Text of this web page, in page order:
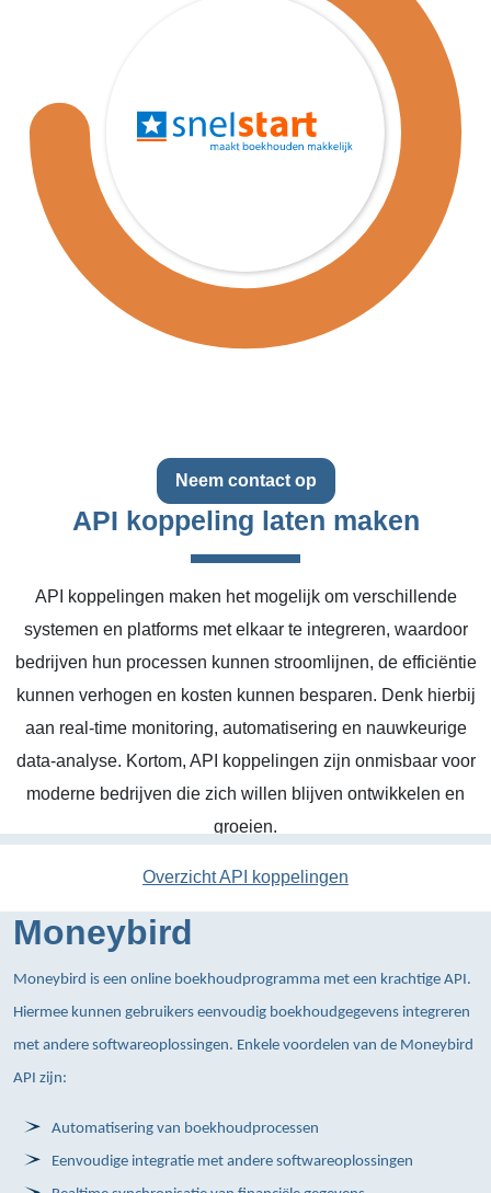
Neem contact op
API koppeling laten maken
API koppelingen maken het mogelijk om verschillende
systemen en platforms met elkaar te integreren, waardoor
bedrijven hun processen kunnen stroomlijnen, de efficiëntie
kunnen verhogen en kosten kunnen besparen. Denk hierbij
aan real-time monitoring, automatisering en nauwkeurige
data-analyse. Kortom, API koppelingen zijn onmisbaar voor
moderne bedrijven die zich willen blijven ontwikkelen en
groeien.
Overzicht API koppelingen
Moneybird
Moneybird is een online boekhoudprogramma met een krachtige API.
Hiermee kunnen gebruikers eenvoudig boekhoudgegevens integreren
met andere softwareoplossingen. Enkele voordelen van de Moneybird
API zijn:
Automatisering van boekhoudprocessen
Eenvoudige integratie met andere softwareoplossingen